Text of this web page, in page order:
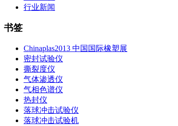
行业新闻
书签
Chinaplas2013 中国国际橡塑展
密封试验仪
撕裂度仪
气体渗透仪
气相色谱仪
热封仪
落球冲击试验仪
落球冲击试验机